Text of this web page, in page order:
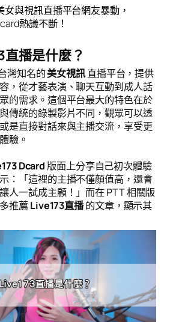
女與視訊直播平台網友暴動，
熱議不斷！
直播是什麼？
灣知名的美女視訊直播平台，提供
，從才藝表演、聊天互動到成人話
的需求。這個平台最大的特色在於
與傳統的錄製影片不同，觀眾可以透
是直接對話來與主播交流，享受更
驗。
Dcard 版面上分享自己初次體驗
：「這裡的主播不僅顏值高，還會
人一試成主顧！」而在 PTT 相關版
推薦Live173直播的文章，顯示其